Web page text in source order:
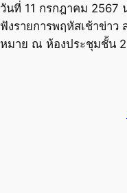
วันที่ 11 กรกฎาคม 2567
ฟังรายการพฤหัสเช้าข่า
หมาย ณ ห้องประชุมชั้น